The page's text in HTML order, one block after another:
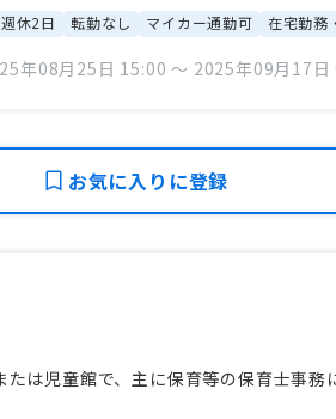
休2日 転勤なし マイカー通勤可 在宅勤務
年08月25日 15:00 〜 2025年09月17日
お気に入りに登録
は児童館で、主に保育等の保育士事務